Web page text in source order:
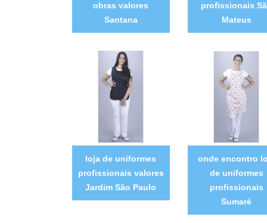
obras valores
Santana
profissionais
Mateus
loja de uniformes
profissionais valores
Jardim São Paulo
onde encontro
de uniformes
profissionais
Sumaré